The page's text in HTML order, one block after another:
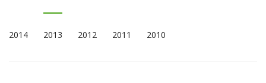
2014 2013 2012 2011 2010